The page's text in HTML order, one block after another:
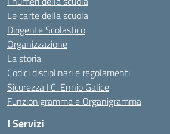
Le carte della scuola
Dirigente Scolastico
Organizzazione
La storia
Codici disciplinari e regolamenti
Sicurezza I.C. Ennio Galice
Funzionigramma e Organigramma
I Servizi